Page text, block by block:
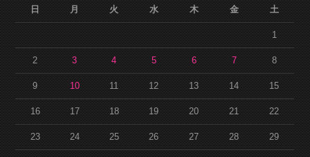
日
月 火 水 木 金 土
1
2 3 4 5 6 7 8
9 10 11 12 13 14 15
16 17 18 19 20 21 22
23 24 25 26 27 28 29